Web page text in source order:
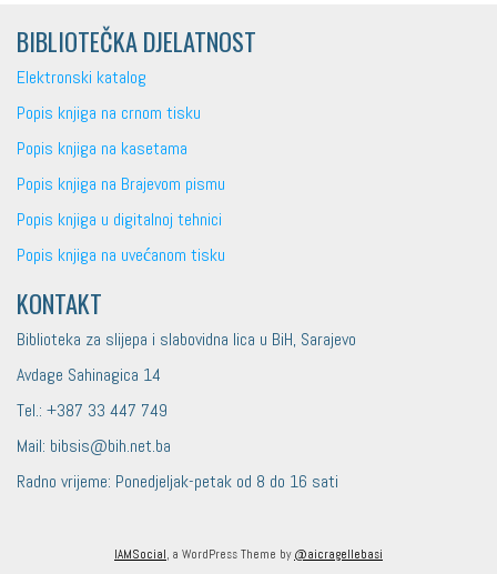
BIBLIOTEČKA DJELATNOST
Elektronski katalog
Popis knjiga na crnom tisku
Popis knjiga na kasetama
Popis knjiga na Brajevom pismu
Popis knjiga u digitalnoj tehnici
Popis knjiga na uvećanom tisku
KONTAKT
Biblioteka za slijepa i slabovidna lica u BiH, Sarajevo
Avdage Sahinagica 14
Tel.: +387 33 447 749
Mail: bibsis@bih.net.ba
Radno vrijeme: Ponedjeljak-petak od 8 do 16 sati
IAMSocial, a WordPress Theme by @aicragellebasi